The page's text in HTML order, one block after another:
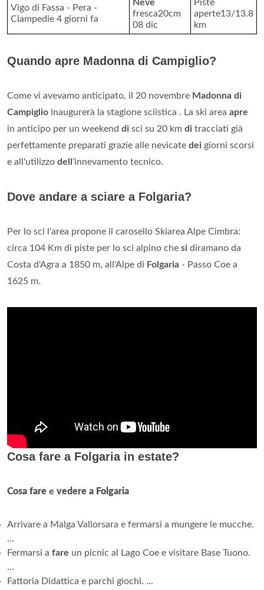
Vigo di Fassa - Pera -
Ciampedie 4 giorni fa
Neve
fresca20cm
08 dic
Piste
aperte13/13.8
km
Quando apre Madonna di Campiglio?
Come vi avevamo anticipato, il 20 novembre Madonna di
Campiglio inaugurerà la stagione sciistica . La ski area apre
in anticipo per un weekend di sci su 20 km di tracciati già
perfettamente preparati grazie alle nevicate dei giorni scorsi
e all'utilizzo dell 'innevamento tecnico.
Dove andare a sciare a Folgaria?
Per lo sci l'area propone il carosello Skiarea Alpe Cimbra:
circa 104 Km di piste per lo sci alpino che si diramano da
Costa d'Agra a 1850 m, all'Alpe di Folgaria - Passo Coe a
1625 m.
Cosa fare a Folgaria in estate?
Cosa fare e vedere a Folgaria
Arrivare a Malga Vallorsara e fermarsi a mungere le mucche.
...
Fermarsi a fare un picnic al Lago Coe e visitare Base Tuono.
...
Fattoria Didattica e parchi giochi. ...